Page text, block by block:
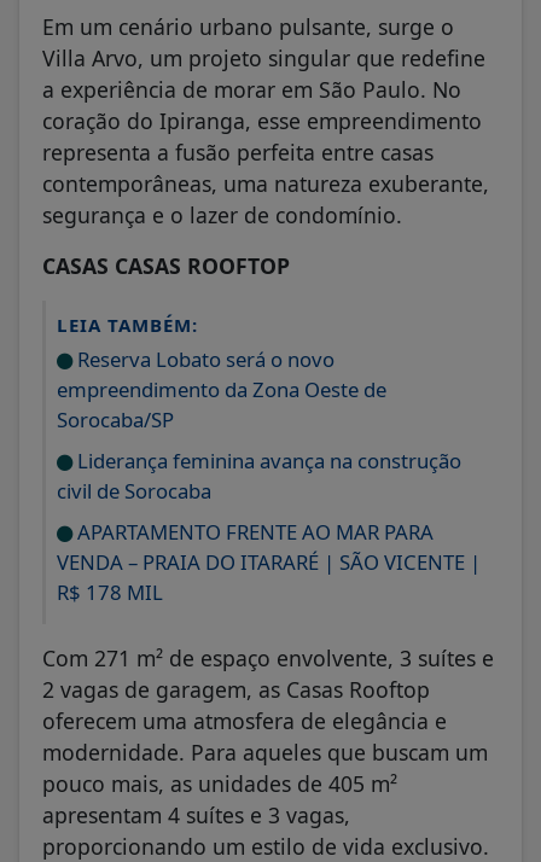
Em um cenário urbano pulsante, surge o
Villa Arvo, um projeto singular que redefine
a experiência de morar em São Paulo. No
coração do Ipiranga, esse empreendimento
representa a fusão perfeita entre casas
contemporâneas, uma natureza exuberante,
segurança e o lazer de condomínio.
CASAS CASAS ROOFTOP
LEIA TAMBÉM:
Reserva Lobato será o novo
empreendimento da Zona Oeste de
Sorocaba/SP
Liderança feminina avança na construção
civil de Sorocaba
APARTAMENTO FRENTE AO MAR PARA
VENDA – PRAIA DO ITARARÉ | SÃO VICENTE |
R$ 178 MIL
Com 271 m² de espaço envolvente, 3 suítes e
2 vagas de garagem, as Casas Rooftop
oferecem uma atmosfera de elegância e
modernidade. Para aqueles que buscam um
pouco mais, as unidades de 405 m²
apresentam 4 suítes e 3 vagas,
proporcionando um estilo de vida exclusivo.